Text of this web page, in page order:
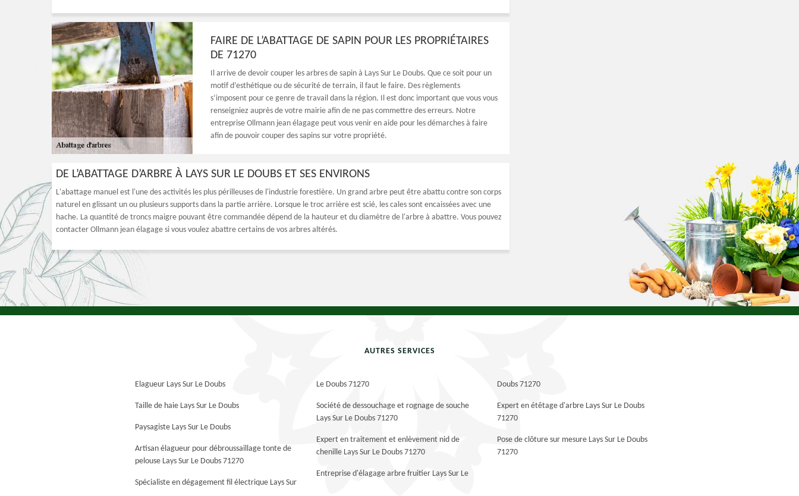
FAIRE DE L’ABATTAGE DE SAPIN POUR LES PROPRIÉTAIRES
DE 71270
Il arrive de devoir couper les arbres de sapin à Lays Sur Le Doubs. Que ce soit pour un
motif d’esthétique ou de sécurité de terrain, il faut le faire. Des règlements
s’imposent pour ce genre de travail dans la région. Il est donc important que vous vous
renseigniez auprès de votre mairie afin de ne pas commettre des erreurs. Notre
entreprise Ollmann jean élagage peut vous venir en aide pour les démarches à faire
afin de pouvoir couper des sapins sur votre propriété.
DE L’ABATTAGE D’ARBRE À LAYS SUR LE DOUBS ET SES ENVIRONS
L'abattage manuel est l'une des activités les plus périlleuses de l'industrie forestière. Un grand arbre peut être abattu contre son corps
naturel en glissant un ou plusieurs supports dans la partie arrière. Lorsque le troc arrière est scié, les cales sont encaissées avec une
hache. La quantité de troncs maigre pouvant être commandée dépend de la hauteur et du diamètre de l'arbre à abattre. Vous pouvez
contacter Ollmann jean élagage si vous voulez abattre certains de vos arbres altérés.
AUTRES SERVICES
Elagueur Lays Sur Le Doubs
Taille de haie Lays Sur Le Doubs
Paysagiste Lays Sur Le Doubs
Artisan élagueur pour débroussaillage tonte de
pelouse Lays Sur Le Doubs 71270
Spécialiste en dégagement fil électrique Lays Sur
Le Doubs 71270
Société de dessouchage et rognage de souche
Lays Sur Le Doubs 71270
Expert en traitement et enlèvement nid de
chenille Lays Sur Le Doubs 71270
Entreprise d'élagage arbre fruitier Lays Sur Le
Doubs 71270
Expert en étêtage d'arbre Lays Sur Le Doubs
71270
Pose de clôture sur mesure Lays Sur Le Doubs
71270